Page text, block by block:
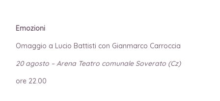
Emozioni
Omaggio a Lucio Battisti con Gianmarco Carroccia
20 agosto – Arena Teatro comunale Soverato (Cz)
ore 22.00